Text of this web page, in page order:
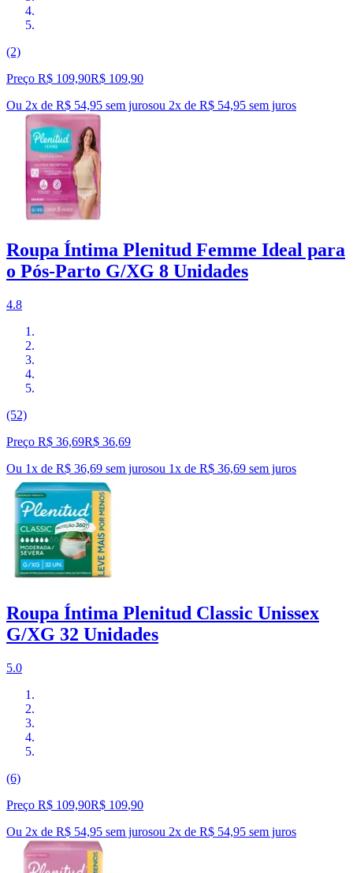
(2)
Preço R$ 109,90R$ 109,90
Ou 2x de R$ 54,95 sem jurosou 2x de R$ 54,95 sem juros
Roupa Íntima Plenitud Femme Ideal para
o Pós-Parto G/XG 8 Unidades
4.8
(52)
Preço R$ 36,69R$ 36,69
Ou 1x de R$ 36,69 sem jurosou 1x de R$ 36,69 sem juros
Roupa Íntima Plenitud Classic Unissex
G/XG 32 Unidades
5.0
(6)
Preço R$ 109,90R$ 109,90
Ou 2x de R$ 54,95 sem jurosou 2x de R$ 54,95 sem juros